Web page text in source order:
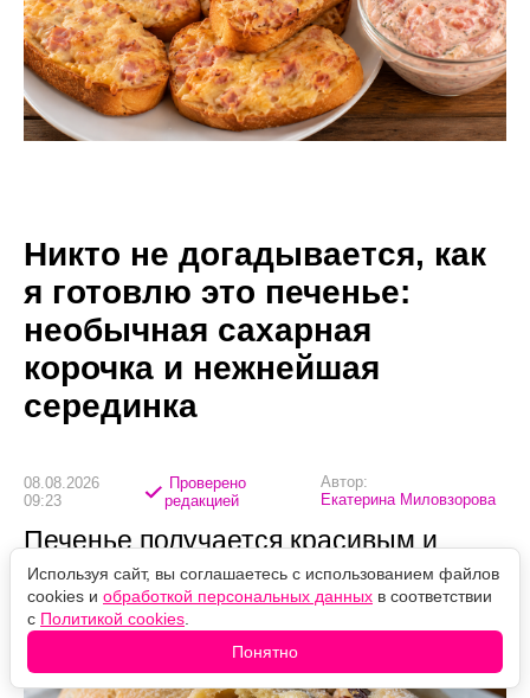
Никто не догадывается, как
я готовлю это печенье:
необычная сахарная
корочка и нежнейшая
серединка
08.08.2026
09:23
Проверено
редакцией
Автор:
Екатерина Миловзорова
Печенье получается красивым и
необыкновенно нежным
Используя сайт, вы соглашаетесь с использованием файлов
cookies и обработкой персональных данных в соответствии
с Политикой cookies
Понятно